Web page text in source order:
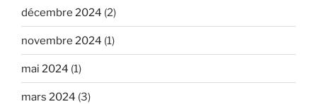
décembre 2024 (2)
novembre 2024 (1)
mai 2024 (1)
mars 2024 (3)